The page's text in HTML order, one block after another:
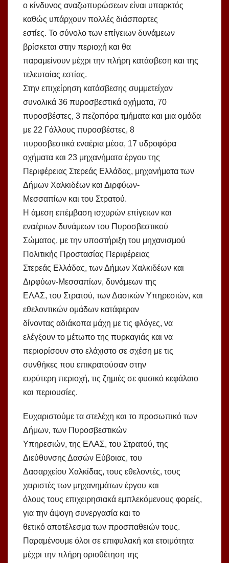
ο κίνδυνος αναζωπυρώσεων είναι υπαρκτός
καθώς υπάρχουν πολλές διάσπαρτες
εστίες. Το σύνολο των επίγειων δυνάμεων
βρίσκεται στην περιοχή και θα
παραμείνουν μέχρι την πλήρη κατάσβεση και της
τελευταίας εστίας.
Στην επιχείρηση κατάσβεσης συμμετείχαν
συνολικά 36 πυροσβεστικά οχήματα, 70
πυροσβέστες, 3 πεζοπόρα τμήματα και μια ομάδα
με 22 Γάλλους πυροσβέστες, 8
πυροσβεστικά εναέρια μέσα, 17 υδροφόρα
οχήματα και 23 μηχανήματα έργου της
Περιφέρειας Στερεάς Ελλάδας, μηχανήματα των
Δήμων Χαλκιδέων και Διρφύων-
Μεσσαπίων και του Στρατού.
Η άμεση επέμβαση ισχυρών επίγειων και
εναέριων δυνάμεων του Πυροσβεστικού
Σώματος, με την υποστήριξη του μηχανισμού
Πολιτικής Προστασίας Περιφέρειας
Στερεάς Ελλάδας, των Δήμων Χαλκιδέων και
Διρφύων-Μεσσαπίων, δυνάμεων της
ΕΛΑΣ, του Στρατού, των Δασικών Υπηρεσιών, και
εθελοντικών ομάδων κατάφεραν
δίνοντας αδιάκοπα μάχη με τις φλόγες, να
ελέγξουν το μέτωπο της πυρκαγιάς και να
περιορίσουν στο ελάχιστο σε σχέση με τις
συνθήκες που επικρατούσαν στην
ευρύτερη περιοχή, τις ζημιές σε φυσικό κεφάλαιο
και περιουσίες.
Ευχαριστούμε τα στελέχη και το προσωπικό των
Δήμων, των Πυροσβεστικών
Υπηρεσιών, της ΕΛΑΣ, του Στρατού, της
Διεύθυνσης Δασών Εύβοιας, του
Δασαρχείου Χαλκίδας, τους εθελοντές, τους
χειριστές των μηχανημάτων έργου και
όλους τους επιχειρησιακά εμπλεκόμενους φορείς,
για την άψογη συνεργασία και το
θετικό αποτέλεσμα των προσπαθειών τους.
Παραμένουμε όλοι σε επιφυλακή και ετοιμότητα
μέχρι την πλήρη οριοθέτηση της